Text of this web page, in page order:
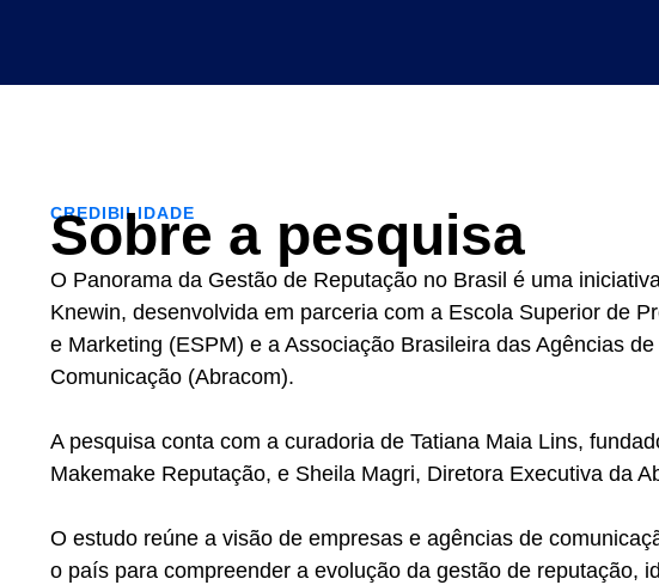
CREDIBILIDADE
Sobre a pesquisa
O Panorama da Gestão de Reputação no Brasil é uma
Knewin, desenvolvida em parceria com a Escola Superior de
e Marketing (ESPM) e a Associação Brasileira das Agências de
Comunicação (Abracom).
A pesquisa conta com a curadoria de Tatiana Maia Lins,
Makemake Reputação, e Sheila Magri, Diretora Executiva da
O estudo reúne a visão de empresas e agências de
o país para compreender a evolução da gestão de reputação,